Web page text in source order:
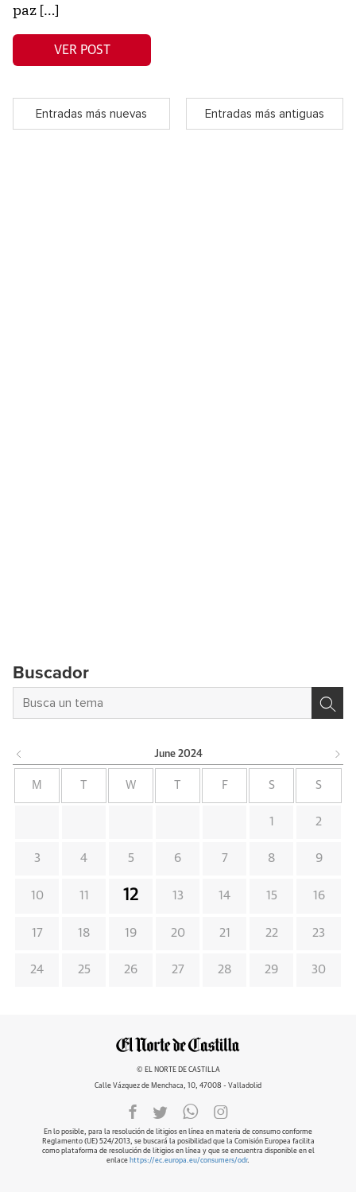
paz […]
VER POST
Entradas más nuevas Entradas más antiguas
Buscador
June 2024
M W F S S
1 2
3 4 5 6 7 8 9
10 11 12 13 14 15 16
17 18 19 20 21 22 23
24 25 26 27 28 29 30
© EL NORTE DE CASTILLA
Calle Vázquez de Menchaca, 10, 47008 - Valladolid
En lo posible, para la resolución de litigios en línea en materia de consumo conforme
Reglamento (UE) 524/2013, se buscará la posibilidad que la Comisión Europea facilita
como plataforma de resolución de litigios en línea y que se encuentra disponible en el
enlace https://ec.europa.eu/consumers/odr.